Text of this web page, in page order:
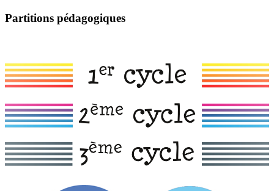
Partitions pédagogiques